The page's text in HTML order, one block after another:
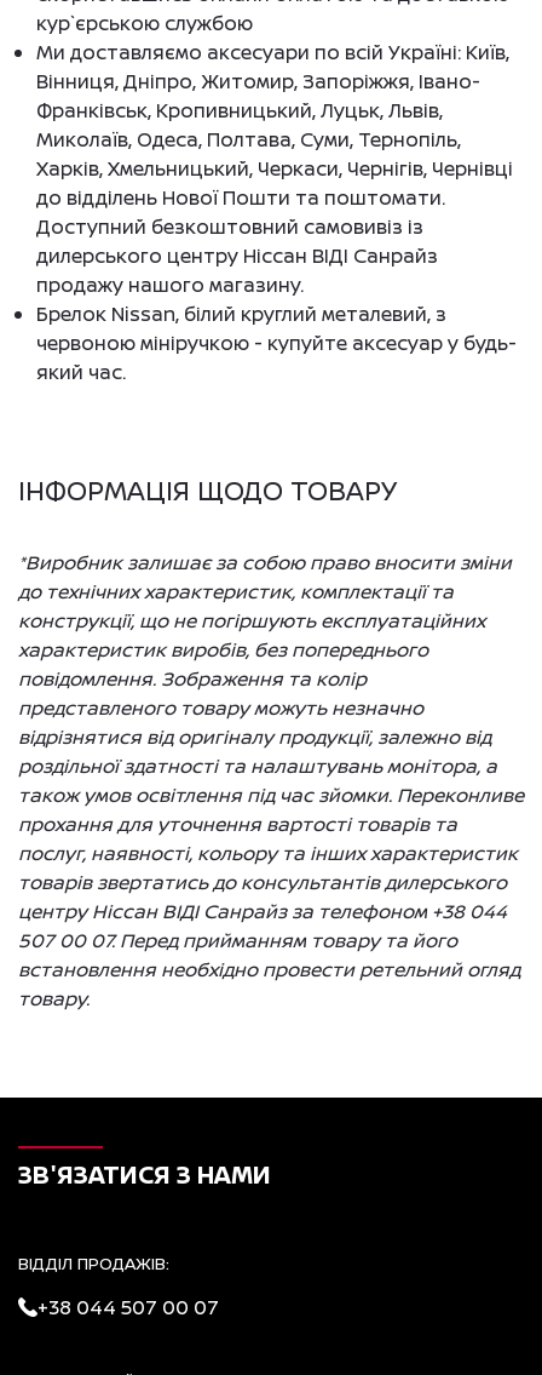
кур`єрською службою
Ми доставляємо аксесуари по всій Україні: Київ,
Вінниця, Дніпро, Житомир, Запоріжжя, Івано-
Франківськ, Кропивницький, Луцьк, Львів,
Миколаїв, Одеса, Полтава, Суми, Тернопіль,
Харків, Хмельницький, Черкаси, Чернігів, Чернівці
до відділень Нової Пошти та поштомати.
Доступний безкоштовний самовивіз із
дилерського центру Ніссан ВІДІ Санрайз
продажу нашого магазину.
Брелок Nissan, білий круглий металевий, з
червоною мініручкою - купуйте аксесуар у будь-
який час.
ІНФОРМАЦІЯ ЩОДО ТОВАРУ
*Виробник залишає за собою право вносити зміни
до технічних характеристик, комплектації та
конструкції, що не погіршують експлуатаційних
характеристик виробів, без попереднього
повідомлення. Зображення та колір
представленого товару можуть незначно
відрізнятися від оригіналу продукції, залежно від
роздільної здатності та налаштувань монітора, а
також умов освітлення під час зйомки. Переконливе
прохання для уточнення вартості товарів та
послуг, наявності, кольору та інших характеристик
товарів звертатись до консультантів дилерського
центру Ніссан ВІДІ Санрайз за телефоном +38 044
507 00 07. Перед прийманням товару та його
встановлення необхідно провести ретельний огляд
товару.
ЗВ'ЯЗАТИСЯ З НАМИ
ВІДДІЛ ПРОДАЖІВ:
+38 044 507 00 07